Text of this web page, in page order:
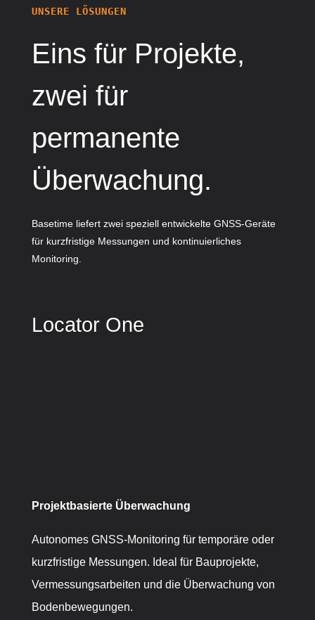
UNSERE LÖSUNGEN
Eins für Projekte,
zwei für
permanente
Überwachung.
Basetime liefert zwei speziell entwickelte GNSS-Geräte
für kurzfristige Messungen und kontinuierliches
Monitoring.
Locator One
Projektbasierte Überwachung
Autonomes GNSS-Monitoring für temporäre oder
kurzfristige Messungen. Ideal für Bauprojekte,
Vermessungsarbeiten und die Überwachung von
Bodenbewegungen.